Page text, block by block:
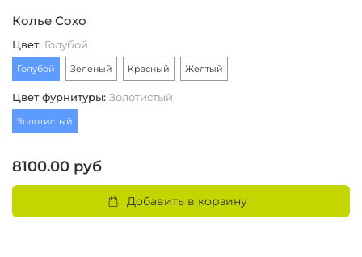
Колье Сохо
Цвет: Голубой
Голубой Зеленый Красный Желтый
Цвет фурнитуры: Золотистый
Золотистый
8100.00 руб
Добавить в корзину